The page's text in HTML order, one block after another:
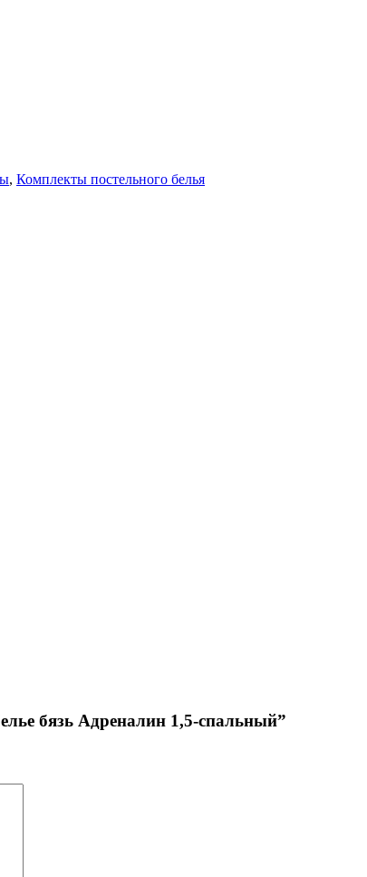
, Комплекты постельного белья
бязь Адреналин 1,5-спальный”